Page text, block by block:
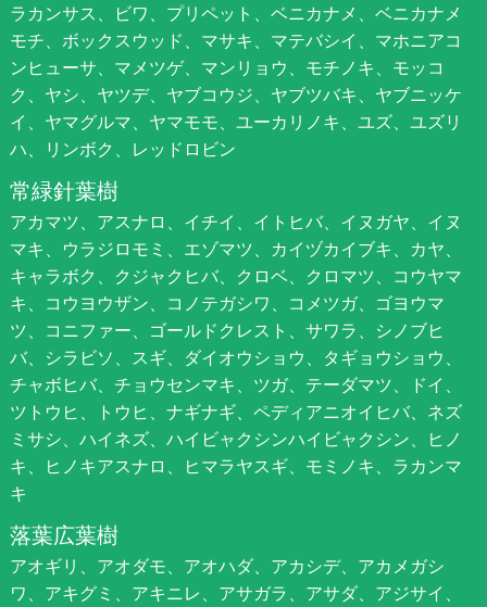
ラカンサス、ビワ、プリペット、ベニカナメ、ベニカナメ
モチ、ボックスウッド、マサキ、マテバシイ、マホニアコ
ンヒューサ、マメツゲ、マンリョウ、モチノキ、モッコ
ク、ヤシ、ヤツデ、ヤブコウジ、ヤブツバキ、ヤブニッケ
イ、ヤマグルマ、ヤマモモ、ユーカリノキ、ユズ、ユズリ
ハ、リンボク、レッドロビン
常緑針葉樹
アカマツ、アスナロ、イチイ、イトヒバ、イヌガヤ、イヌ
マキ、ウラジロモミ、エゾマツ、カイヅカイブキ、カヤ、
キャラボク、クジャクヒバ、クロベ、クロマツ、コウヤマ
キ、コウヨウザン、コノテガシワ、コメツガ、ゴヨウマ
ツ、コニファー、ゴールドクレスト、サワラ、シノブヒ
バ、シラビソ、スギ、ダイオウショウ、タギョウショウ、
チャボヒバ、チョウセンマキ、ツガ、テーダマツ、ドイ、
ツトウヒ、トウヒ、ナギナギ、ペディアニオイヒバ、ネズ
ミサシ、ハイネズ、ハイビャクシンハイビャクシン、ヒノ
キ、ヒノキアスナロ、ヒマラヤスギ、モミノキ、ラカンマ
キ
落葉広葉樹
アオギリ、アオダモ、アオハダ、アカシデ、アカメガシ
ワ、アキグミ、アキニレ、アサガラ、アサダ、アジサイ、